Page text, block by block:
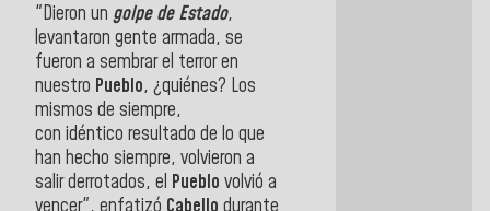
"Dieron un golpe de Estado,
levantaron gente armada, se
fueron a sembrar el terror en
nuestro Pueblo, ¿quiénes? Los
mismos de siempre,
con idéntico resultado de lo que
han hecho siempre, volvieron a
salir derrotados, el Pueblo volvió a